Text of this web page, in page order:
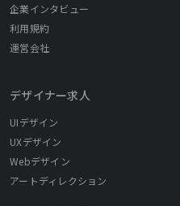
企業インタビュー
利用規約
運営会社
デザイナー求人
UIデザイン
UXデザイン
Webデザイン
アートディレクション